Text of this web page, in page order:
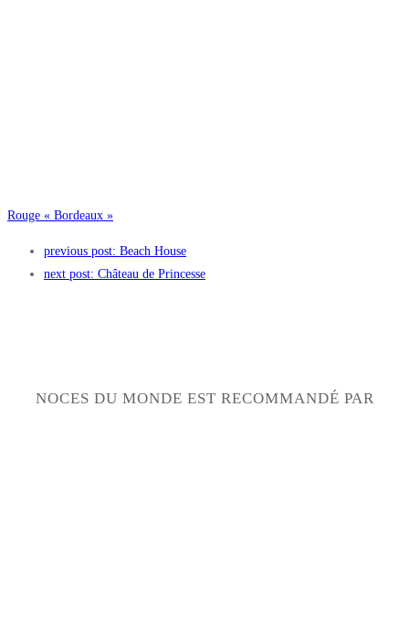
Rouge « Bordeaux »
previous post: Beach House
next post: Château de Princesse
NOCES DU MONDE EST RECOMMANDÉ PAR